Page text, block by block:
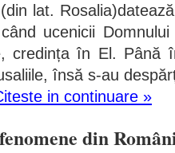
lat.
ucenicii
credința în El. Până
însă s-au
in continuare »
din